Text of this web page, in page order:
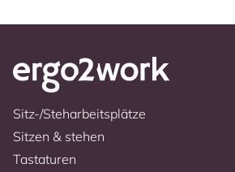
Sitz-/Steharbeitsplätze
Sitzen & stehen
Tastaturen